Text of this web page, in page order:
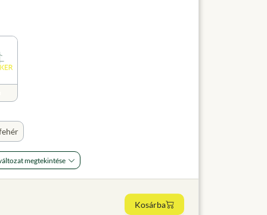
megtekintése
Kosárba